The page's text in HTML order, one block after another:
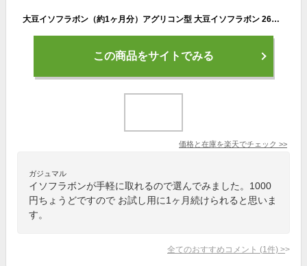
大豆イソフラボン（約1ヶ月分）アグリコン型 大豆イソフラボン 26mg ビタミンD 葉酸 サプリ サプリメント 女性サプリ1000円ポッキリ 送料無料【新商品2021】【seedcoms_DEAL2】/D0818
この商品をサイトでみる
価格と在庫を楽天でチェック >>
ガジュマル
イソフラボンが手軽に取れるので選んでみました。1000
円ちょうどですので お試し用に1ヶ月続けられると思いま
す。
全てのおすすめコメント (1 件) >